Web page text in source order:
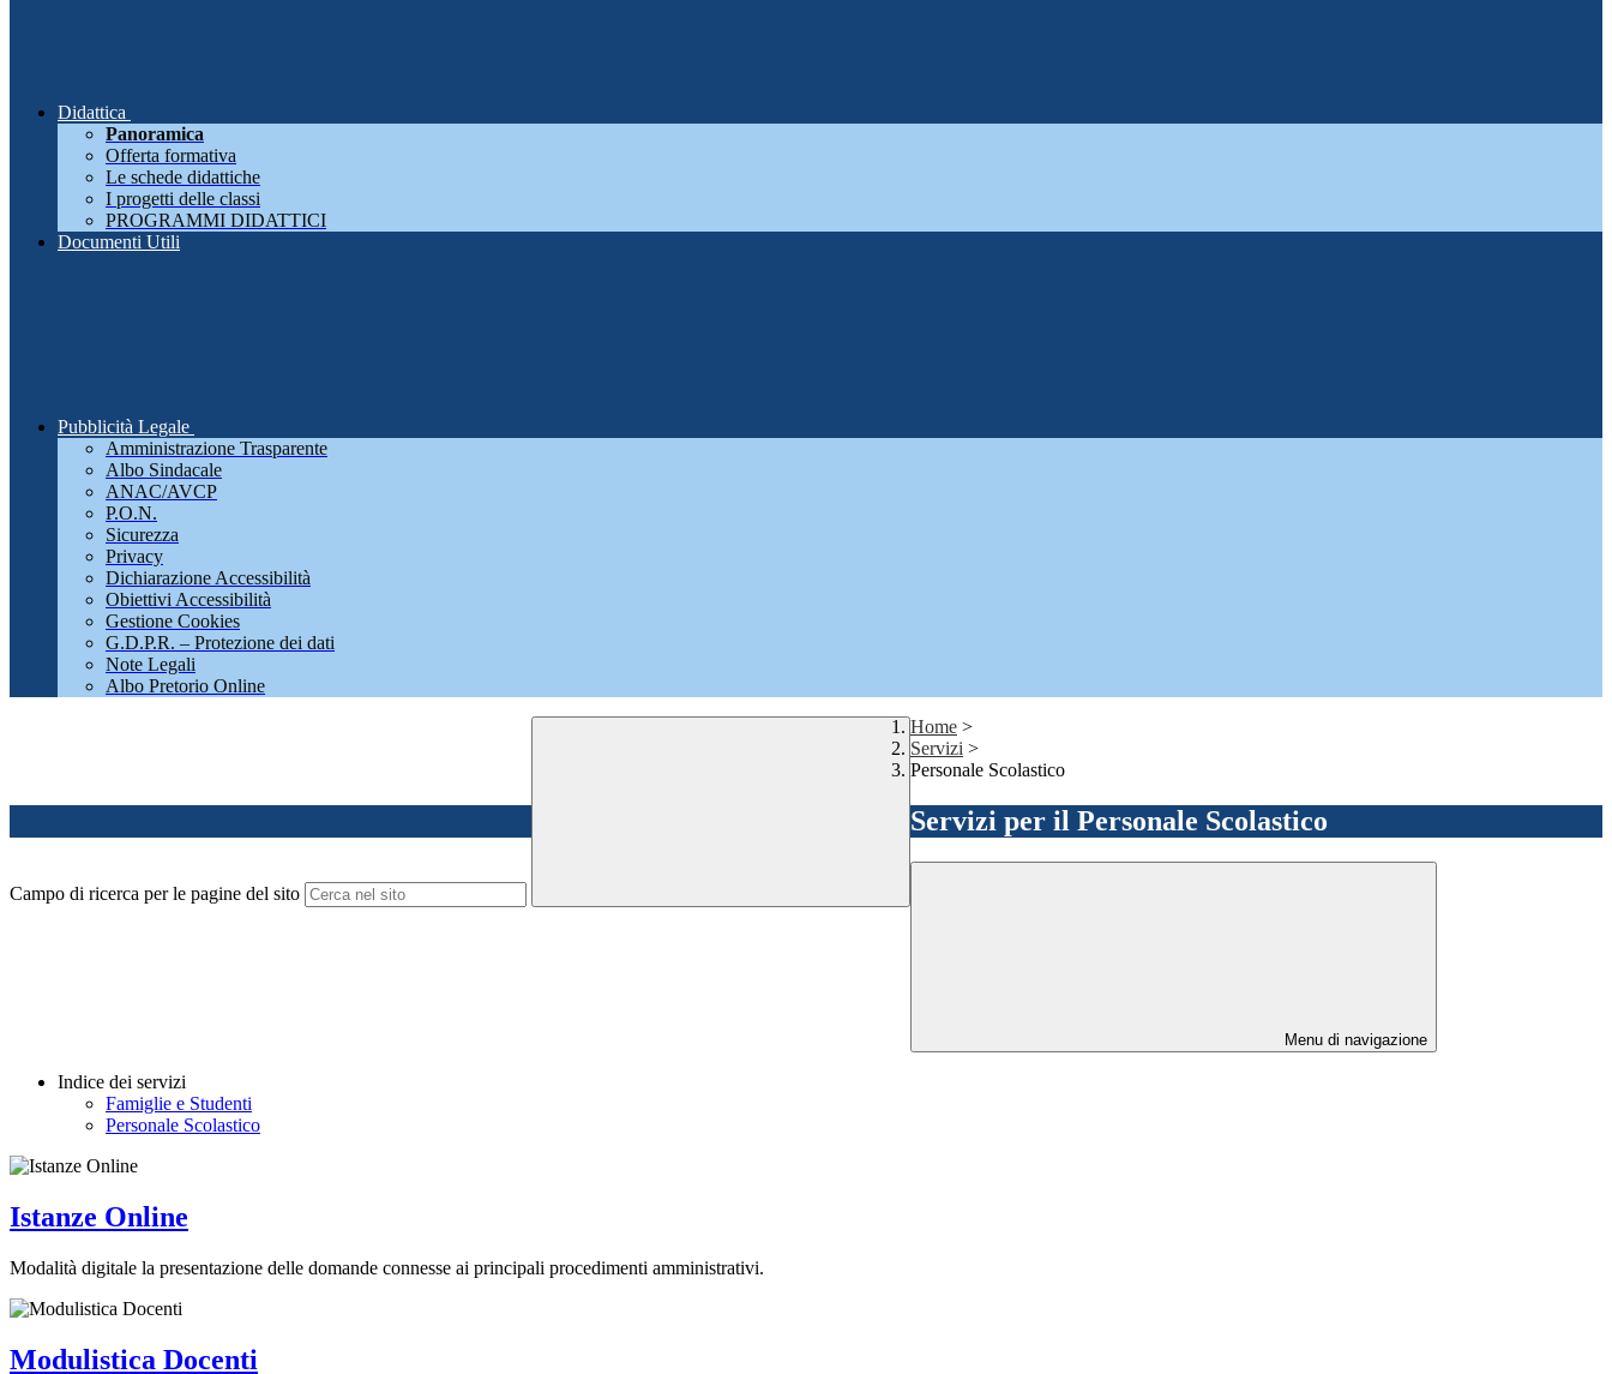
Didattica
Panoramica
Offerta formativa
Le schede didattiche
I progetti delle classi
PROGRAMMI DIDATTICI
Documenti Utili
Pubblicità Legale
Amministrazione Trasparente
Albo Sindacale
ANAC/AVCP
P.O.N.
Sicurezza
Privacy
Dichiarazione Accessibilità
Obiettivi Accessibilità
Gestione Cookies
G.D.P.R. – Protezione dei dati
Note Legali
Albo Pretorio Online
Campo di ricerca per le pagine del sito
Home >
Servizi >
Personale Scolastico
Servizi per il Personale Scolastico
Menu di navigazione
Indice dei servizi
Famiglie e Studenti
Personale Scolastico
Istanze Online
Modalità digitale la presentazione delle domande connesse ai principali procedimenti amministrativi.
Modulistica Docenti